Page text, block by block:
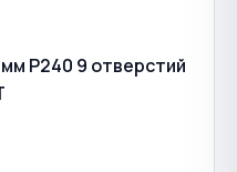
P240 9 отверстий